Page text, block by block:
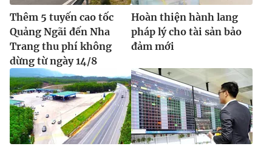
Thêm 5 tuyến cao tốc
Quảng Ngãi đến Nha
Trang thu phí không
dừng từ ngày 14/8
Hoàn thiện hành lang
pháp lý cho tài sản bảo
đảm mới